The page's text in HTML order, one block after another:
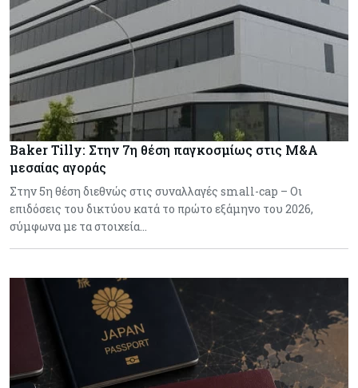
Baker Tilly: Στην 7η θέση παγκοσμίως στις M&A
μεσαίας αγοράς
Στην 5η θέση διεθνώς στις συναλλαγές small-cap – Οι
επιδόσεις του δικτύου κατά το πρώτο εξάμηνο του 2026,
σύμφωνα με τα στοιχεία…